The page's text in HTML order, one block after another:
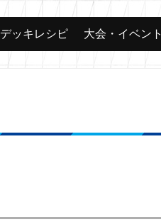
カード 大会
デッキレシピ 大会・イベント